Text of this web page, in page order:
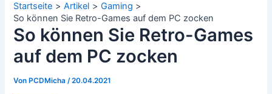
Startseite Artikel
Gaming
So können Sie Retro-Games auf dem PC zocken
So können Sie Retro-Games
auf dem PC zocken
Von PCDMicha/20.04.2021